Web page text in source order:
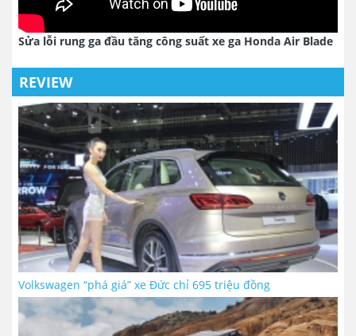
Sửa lỗi rung ga đầu tăng công suất xe ga Honda Air Blade
REVIEW
Volkswagen “phá giá” xe Đức chỉ 695 triệu đồng